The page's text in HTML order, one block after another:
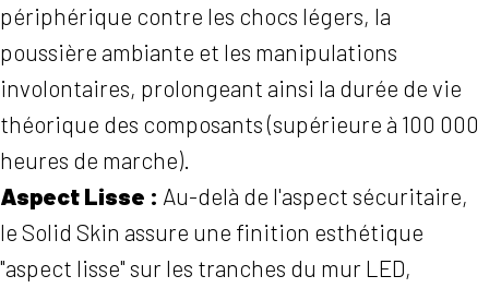
périphérique contre les chocs légers, la
poussière ambiante et les manipulations
involontaires, prolongeant ainsi la durée de vie
théorique des composants (supérieure à 100 000
heures de marche).
Aspect Lisse : Au-delà de l'aspect sécuritaire,
le Solid Skin assure une finition esthétique
"aspect lisse" sur les tranches du mur LED,